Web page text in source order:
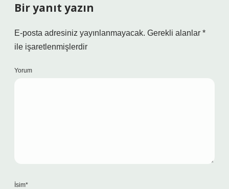
Bir yanıt yazın
E-posta adresiniz yayınlanmayacak. Gerekli alanlar *
ile işaretlenmişlerdir
Yorum
İsim*